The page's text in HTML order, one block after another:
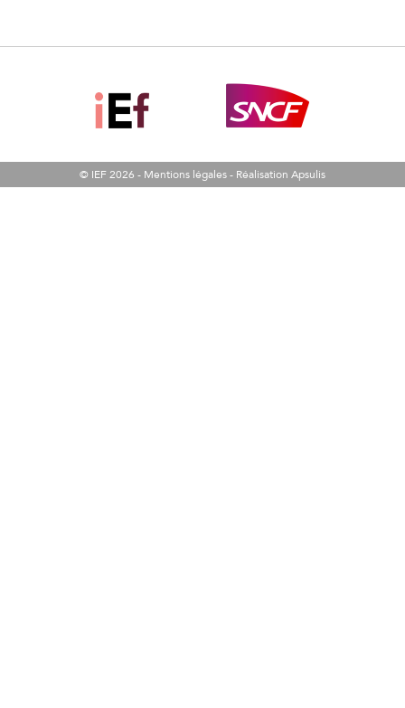
© IEF 2026 - Mentions légales- Réalisation Apsulis